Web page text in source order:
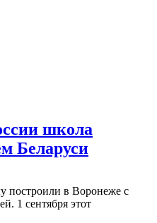
школа
Беларуси
построили в Воронеже с
1 сентября этот